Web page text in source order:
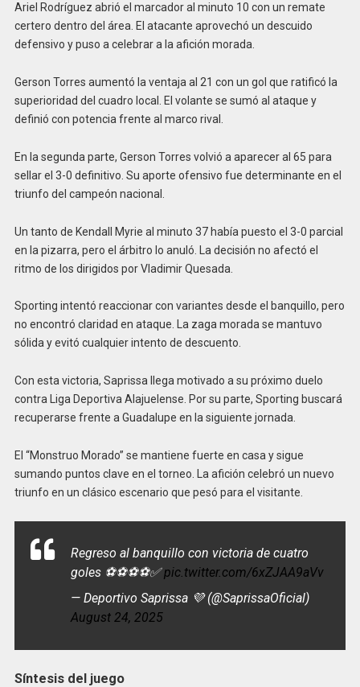
Ariel Rodríguez abrió el marcador al minuto 10 con un remate
certero dentro del área. El atacante aprovechó un descuido
defensivo y puso a celebrar a la afición morada.
Gerson Torres aumentó la ventaja al 21 con un gol que ratificó la
superioridad del cuadro local. El volante se sumó al ataque y
definió con potencia frente al marco rival.
En la segunda parte, Gerson Torres volvió a aparecer al 65 para
sellar el 3-0 definitivo. Su aporte ofensivo fue determinante en el
triunfo del campeón nacional.
Un tanto de Kendall Myrie al minuto 37 había puesto el 3-0 parcial
en la pizarra, pero el árbitro lo anuló. La decisión no afectó el
ritmo de los dirigidos por Vladimir Quesada.
Sporting intentó reaccionar con variantes desde el banquillo, pero
no encontró claridad en ataque. La zaga morada se mantuvo
sólida y evitó cualquier intento de descuento.
Con esta victoria, Saprissa llega motivado a su próximo duelo
contra Liga Deportiva Alajuelense. Por su parte, Sporting buscará
recuperarse frente a Guadalupe en la siguiente jornada.
El “Monstruo Morado” se mantiene fuerte en casa y sigue
sumando puntos clave en el torneo. La afición celebró un nuevo
triunfo en un clásico escenario que pesó para el visitante.
Regreso al banquillo con victoria de cuatro
goles ⚽️⚽️⚽️⚽️✅pic.twitter.com/6xZJAA9aVv
— Deportivo Saprissa 💜 (@SaprissaOficial)
August 24, 2025
Síntesis del juego